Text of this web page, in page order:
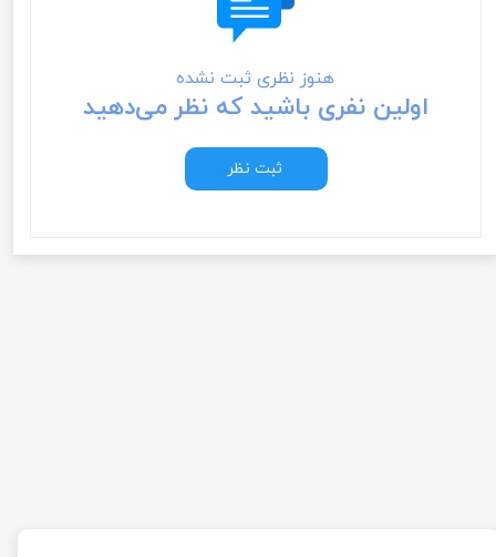
هنوز نظری ثبت نشده
اولین نفری باشید که نظر می‌دهید
ثبت نظر